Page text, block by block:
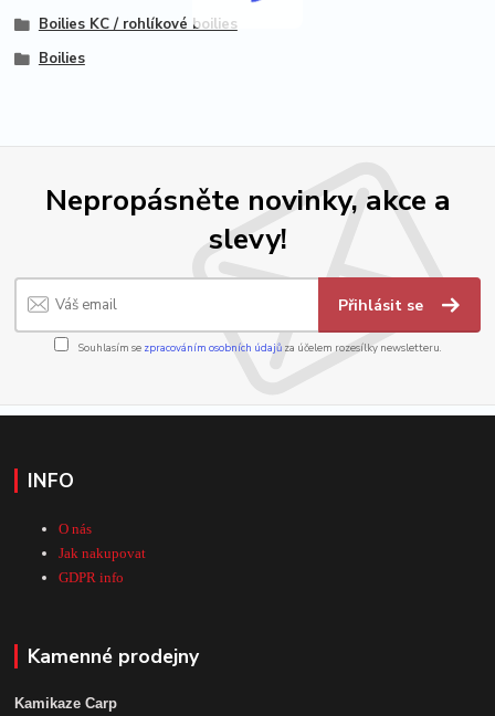
Boilies KC / rohlíkové boilies
Boilies
Nepropásněte novinky, akce a
slevy!
Přihlásit se
Souhlasím se zpracováním osobních údajůza účelem rozesílky newsletteru.
INFO
O nás
Jak nakupovat
GDPR info
Kamenné prodejny
Kamikaze Carp